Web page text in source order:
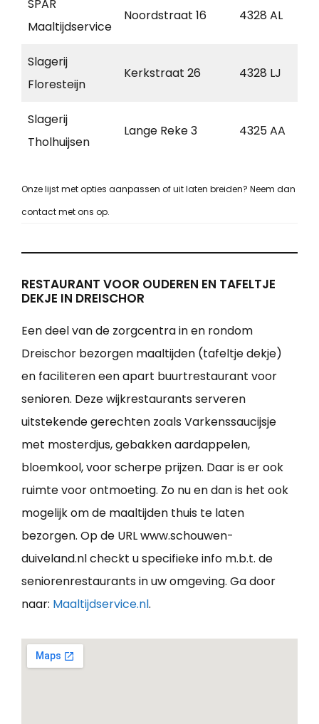
SPAR
Maaltijdservice
Noordstraat 16 4328 AL
Slagerij
Floresteijn
Kerkstraat 26 4328 LJ
Slagerij
Tholhuijsen
Lange Reke 3 4325 AA
Onze lijst met opties aanpassen of uit laten breiden? Neem dan
contact met ons op.
RESTAURANT VOOR OUDEREN EN TAFELTJE
DEKJE IN DREISCHOR
Een deel van de zorgcentra in en rondom
Dreischor bezorgen maaltijden (tafeltje dekje)
en faciliteren een apart buurtrestaurant voor
senioren. Deze wijkrestaurants serveren
uitstekende gerechten zoals Varkenssaucijsje
met mosterdjus, gebakken aardappelen,
bloemkool, voor scherpe prijzen. Daar is er ook
ruimte voor ontmoeting. Zo nu en dan is het ook
mogelijk om de maaltijden thuis te laten
bezorgen. Op de URL www.schouwen-
duiveland.nl checkt u specifieke info m.b.t. de
seniorenrestaurants in uw omgeving. Ga door
naar: Maaltijdservice.nl.